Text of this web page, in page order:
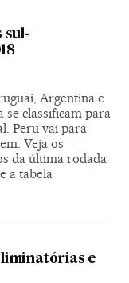
sul-
Argentina e
se classificam para
Peru vai para
Veja os
da última rodada
a tabela
e